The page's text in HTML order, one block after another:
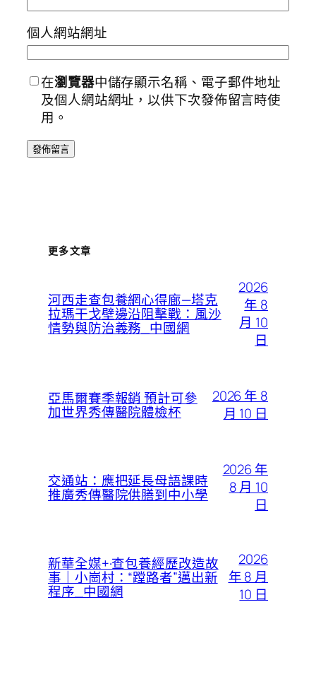
個人網站網址
在瀏覽器中儲存顯示名稱、電子郵件地址
及個人網站網址，以供下次發佈留言時使
用。
更多文章
河西走查包養網心得廊—塔克
拉瑪干戈壁邊沿阻擊戰：風沙
情勢與防治義務_中國網
2026
年 8
月 10
日
亞馬爾賽季報銷 預計可參
加世界秀傳醫院體檢杯
2026 年 8
月 10 日
交通站：應把延長母語課時
推廣秀傳醫院供膳到中小學
2026 年
8 月 10
日
新華全媒+·查包養經歷改造故
事｜小崗村：“蹚路者”邁出新
程序_中國網
2026
年 8 月
10 日